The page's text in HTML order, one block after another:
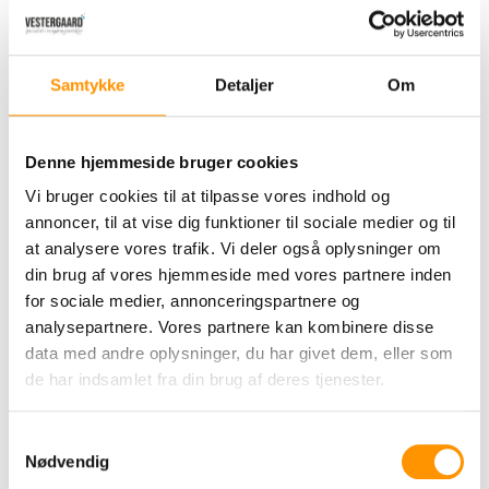
Samtykke Detaljer Om
Denne hjemmeside bruger cookies
Vi bruger cookies til at tilpasse vores indhold og
annoncer, til at vise dig funktioner til sociale medier og til
at analysere vores trafik. Vi deler også oplysninger om
din brug af vores hjemmeside med vores partnere inden
for sociale medier, annonceringspartnere og
analysepartnere. Vores partnere kan kombinere disse
data med andre oplysninger, du har givet dem, eller som
de har indsamlet fra din brug af deres tjenester.
Nødvendig
tilmed perfekt i hånden.
4-dobbelt overlock, som sikrer en meget
fast og stærk klud i hele kludens levetid.
Microfiberkluden kan med fordel benyttes
elektricitet.
Bemærk: Egner sig ikke i landbruget, brug i
stedet vores malkeklude i microfiber.
Facts
Vask: Tåler mere end 500 gange vask.
Vægt: 40 gr. (arealvægt: 300 g/sm).
Absorbering